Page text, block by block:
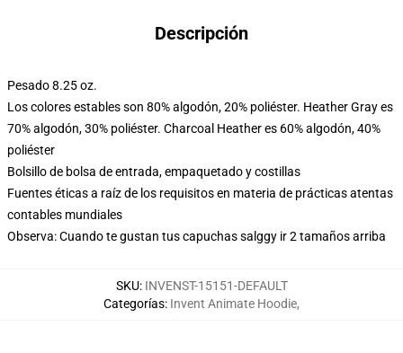
Descripción
Pesado 8.25 oz.
Los colores estables son 80% algodón, 20% poliéster. Heather Gray es
70% algodón, 30% poliéster. Charcoal Heather es 60% algodón, 40%
poliéster
Bolsillo de bolsa de entrada, empaquetado y costillas
Fuentes éticas a raíz de los requisitos en materia de prácticas atentas
contables mundiales
Observa: Cuando te gustan tus capuchas salggy ir 2 tamaños arriba
SKU: INVENST-15151-DEFAULT
Categorías: Invent Animate Hoodie,